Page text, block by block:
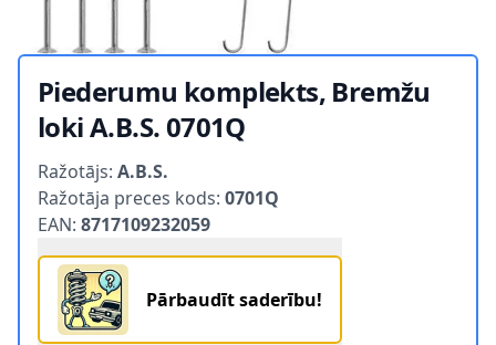
Piederumu komplekts, Bremžu
loki A.B.S. 0701Q
Ražotājs: A.B.S.
Ražotāja preces kods: 0701Q
EAN: 8717109232059
Pārbaudīt saderību!